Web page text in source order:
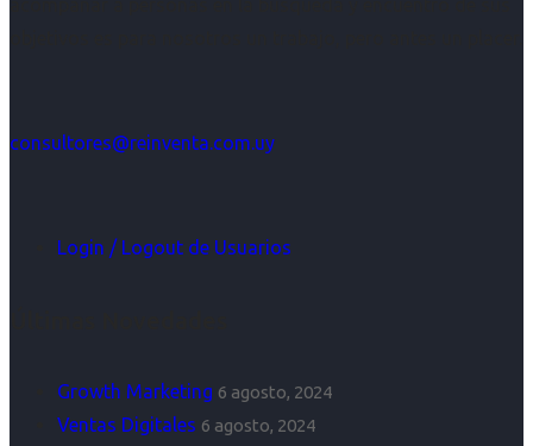
consultores@reinventa.com.uy
Login / Logout de Usuarios
Growth Marketing 6 agosto, 2024
Ventas Digitales 6 agosto, 2024